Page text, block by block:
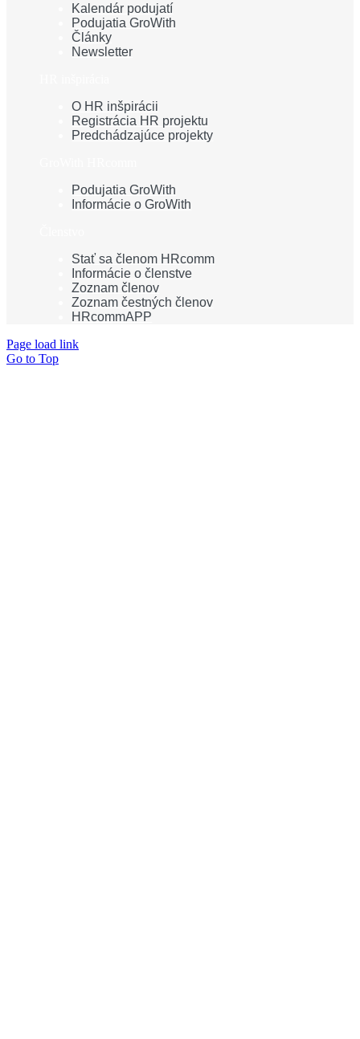
Kalendár podujatí
Podujatia GroWith
Články
Newsletter
O HR inšpirácii
Registrácia HR projektu
Predchádzajúce projekty
Podujatia GroWith
Informácie o GroWith
Stať sa členom HRcomm
Informácie o členstve
Zoznam členov
Zoznam čestných členov
HRcommAPP
Page load link
Go to Top